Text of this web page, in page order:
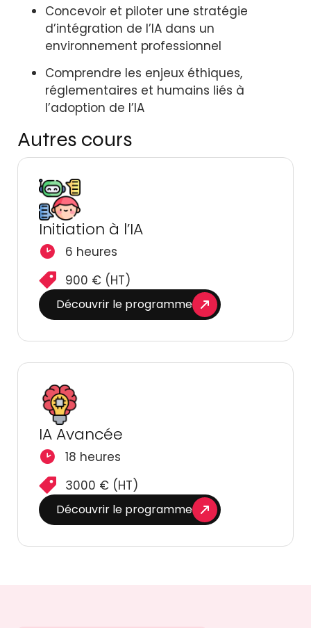
Concevoir et piloter une stratégie
d’intégration de l’IA dans un
environnement professionnel
Comprendre les enjeux éthiques,
réglementaires et humains liés à
l’adoption de l’IA
Autres cours
Initiation à l’IA
6 heures
900 € (HT)
Découvrir le programme
IA Avancée
18 heures
3000 € (HT)
Découvrir le programme